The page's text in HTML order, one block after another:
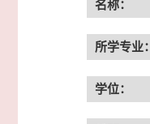
名称：
所学专业：
学位：